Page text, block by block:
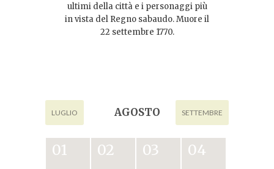
ultimi della città e i personaggi più
in vista del Regno sabaudo. Muore il
22 settembre 1770.
AGOSTO
LUGLIO SETTEMBRE
01 02 03 04